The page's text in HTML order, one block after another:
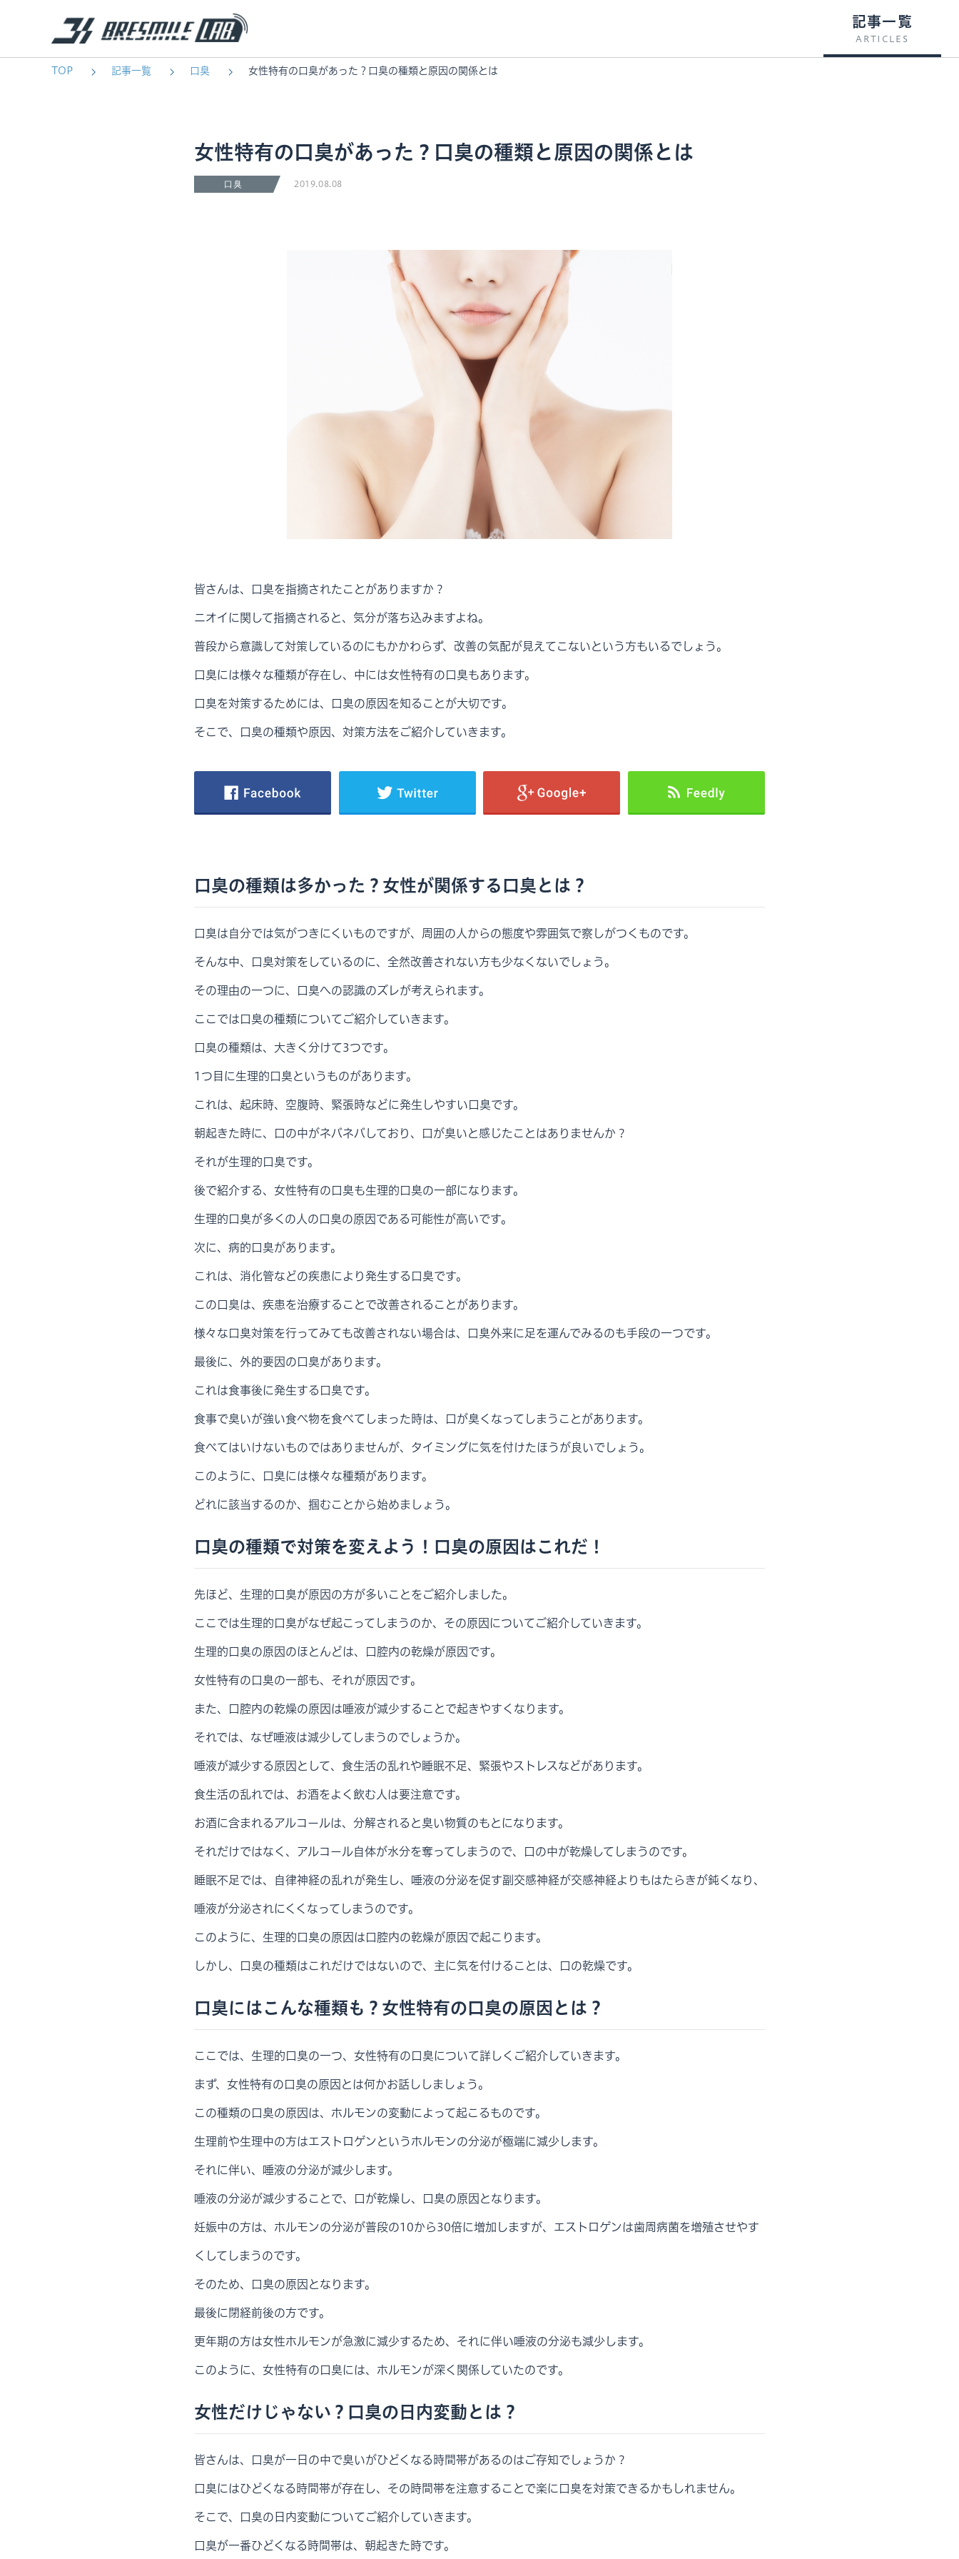
記事一覧
ARTICLES
TOP 記事一覧 口臭 女性特有の口臭があった？口臭の種類と原因の関係とは
女性特有の口臭があった？口臭の種類と原因の関係とは
口臭 2019.08.08
皆さんは、口臭を指摘されたことがありますか？
ニオイに関して指摘されると、気分が落ち込みますよね。
普段から意識して対策しているのにもかかわらず、改善の気配が見えてこないという方もいるでしょう。
口臭には様々な種類が存在し、中には女性特有の口臭もあります。
口臭を対策するためには、口臭の原因を知ることが大切です。
そこで、口臭の種類や原因、対策方法をご紹介していきます。
口臭の種類は多かった？女性が関係する口臭とは？
口臭は自分では気がつきにくいものですが、周囲の人からの態度や雰囲気で察しがつくものです。
そんな中、口臭対策をしているのに、全然改善されない方も少なくないでしょう。
その理由の一つに、口臭への認識のズレが考えられます。
ここでは口臭の種類についてご紹介していきます。
口臭の種類は、大きく分けて3つです。
1つ目に生理的口臭というものがあります。
これは、起床時、空腹時、緊張時などに発生しやすい口臭です。
朝起きた時に、口の中がネバネバしており、口が臭いと感じたことはありませんか？
それが生理的口臭です。
後で紹介する、女性特有の口臭も生理的口臭の一部になります。
生理的口臭が多くの人の口臭の原因である可能性が高いです。
次に、病的口臭があります。
これは、消化管などの疾患により発生する口臭です。
この口臭は、疾患を治療することで改善されることがあります。
様々な口臭対策を行ってみても改善されない場合は、口臭外来に足を運んでみるのも手段の一つです。
最後に、外的要因の口臭があります。
これは食事後に発生する口臭です。
食事で臭いが強い食べ物を食べてしまった時は、口が臭くなってしまうことがあります。
食べてはいけないものではありませんが、タイミングに気を付けたほうが良いでしょう。
このように、口臭には様々な種類があります。
どれに該当するのか、掴むことから始めましょう。
口臭の種類で対策を変えよう！口臭の原因はこれだ！
先ほど、生理的口臭が原因の方が多いことをご紹介しました。
ここでは生理的口臭がなぜ起こってしまうのか、その原因についてご紹介していきます。
生理的口臭の原因のほとんどは、口腔内の乾燥が原因です。
女性特有の口臭の一部も、それが原因です。
また、口腔内の乾燥の原因は唾液が減少することで起きやすくなります。
それでは、なぜ唾液は減少してしまうのでしょうか。
唾液が減少する原因として、食生活の乱れや睡眠不足、緊張やストレスなどがあります。
食生活の乱れでは、お酒をよく飲む人は要注意です。
お酒に含まれるアルコールは、分解されると臭い物質のもとになります。
それだけではなく、アルコール自体が水分を奪ってしまうので、口の中が乾燥してしまうのです。
睡眠不足では、自律神経の乱れが発生し、唾液の分泌を促す副交感神経が交感神経よりもはたらきが鈍くなり、
唾液が分泌されにくくなってしまうのです。
このように、生理的口臭の原因は口腔内の乾燥が原因で起こります。
しかし、口臭の種類はこれだけではないので、主に気を付けることは、口の乾燥です。
口臭にはこんな種類も？女性特有の口臭の原因とは？
ここでは、生理的口臭の一つ、女性特有の口臭について詳しくご紹介していきます。
まず、女性特有の口臭の原因とは何かお話ししましょう。
この種類の口臭の原因は、ホルモンの変動によって起こるものです。
生理前や生理中の方はエストロゲンというホルモンの分泌が極端に減少します。
それに伴い、唾液の分泌が減少します。
唾液の分泌が減少することで、口が乾燥し、口臭の原因となります。
妊娠中の方は、ホルモンの分泌が普段の10から30倍に増加しますが、エストロゲンは歯周病菌を増殖させやす
くしてしまうのです。
そのため、口臭の原因となります。
最後に閉経前後の方です。
更年期の方は女性ホルモンが急激に減少するため、それに伴い唾液の分泌も減少します。
このように、女性特有の口臭には、ホルモンが深く関係していたのです。
女性だけじゃない？口臭の日内変動とは？
皆さんは、口臭が一日の中で臭いがひどくなる時間帯があるのはご存知でしょうか？
口臭にはひどくなる時間帯が存在し、その時間帯を注意することで楽に口臭を対策できるかもしれません。
そこで、口臭の日内変動についてご紹介していきます。
口臭が一番ひどくなる時間帯は、朝起きた時です。